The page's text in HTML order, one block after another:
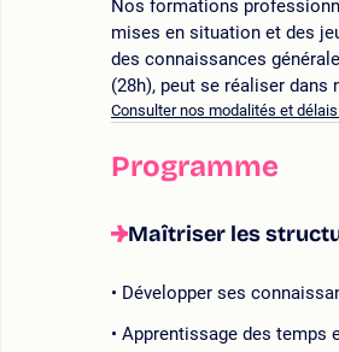
Nos formations
mises en situation et des
des connaissances
(28h), peut se réaliser
Consulter nos modalités et
Programme
Maîtriser les
Développer ses
Apprentissage des temps